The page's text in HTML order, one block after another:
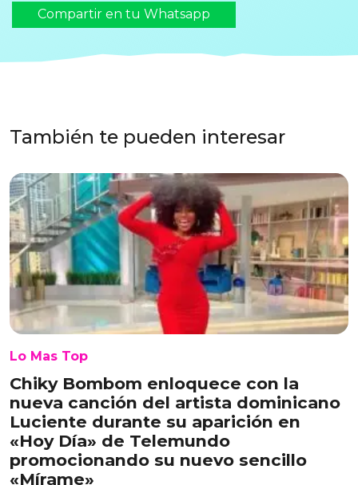
Compartir en tu Whatsapp
También te pueden interesar
Lo Mas Top
Chiky Bombom enloquece con la
nueva canción del artista dominicano
Luciente durante su aparición en
«Hoy Día» de Telemundo
promocionando su nuevo sencillo
«Mírame»